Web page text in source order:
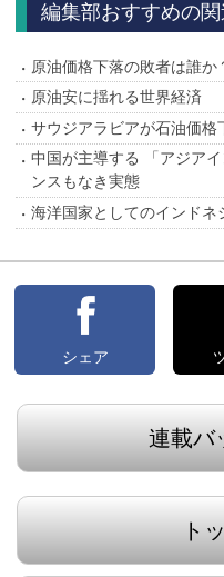
編集部おすすめの
原油価格下落の敗者は誰か
原油安に揺れる世界経済
サウジアラビアが石油価格
中国が主導する 「アジア
ンスもなき実態
海洋国家としてのインドネ
シェア
連載バ
ト